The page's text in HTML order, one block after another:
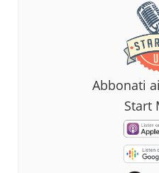
Abbonati
Start